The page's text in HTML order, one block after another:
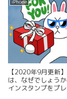
iPhone
【2020年9月更新
は、なぜでしょう
インスタンプをプ